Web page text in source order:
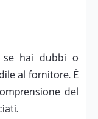
hai dubbi o
al fornitore. È
del